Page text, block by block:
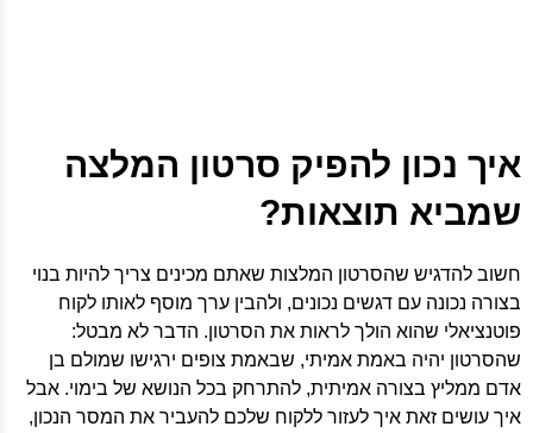
איך נכון להפיק סרטון המלצה
שמביא תוצאות?
חשוב להדגיש שהסרטון המלצות שאתם מכינים צריך להיות בנוי
בצורה נכונה עם דגשים נכונים, ולהבין ערך מוסף לאותו לקוח
פוטנציאלי שהוא הולך לראות את הסרטון. הדבר לא מבטל:
שהסרטון יהיה באמת אמיתי, שבאמת צופים ירגישו שמולם בן
אדם ממליץ בצורה אמיתית, להתרחק בכל הנושא של בימוי. אבל
איך עושים זאת איך לעזור ללקוח שלכם להעביר את המסר הנכון,